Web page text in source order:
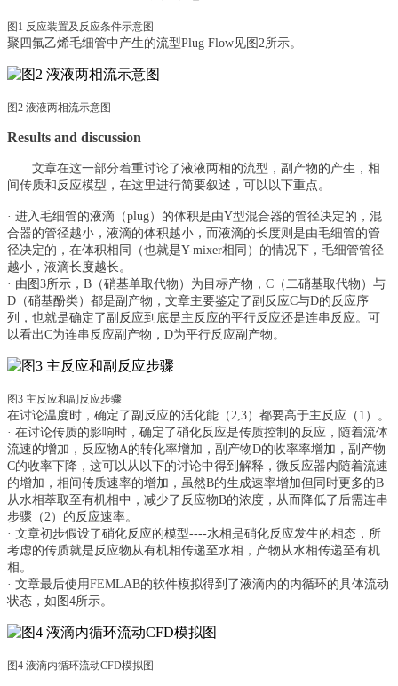
图 1 反应装置及反应条件示意图
聚四氟乙烯毛细管中产生的流型Plug Flow见图2所示。
图2 液液两相流示意图
Results and discussion
文章在这一部分着重讨论了液液两相的流型，副产物的产生，相
间传质和反应模型，在这里进行简要叙述，可以以下重点。
· 进入毛细管的液滴（plug）的体积是由Y型混合器的管径决定的，混
合器的管径越小，液滴的体积越小，而液滴的长度则是由毛细管的管
径决定的，在体积相同（也就是Y-mixer相同）的情况下，毛细管管径
越小，液滴长度越长。
· 由图 3所示，B（硝基单取代物）为目标产物，C（二硝基取代物）与
D（硝基酚类）都是副产物，文章主要鉴定了副反应C与D的反应序
列，也就是确定了副反应到底是主反应的平行反应还是连串反应。可
以看出C为连串反应副产物，D为平行反应副产物。
图3 主反应和副反应步骤
在讨论温度时，确定了副反应的活化能（ 2,3）都要高于主反应（1）。
· 在讨论传质的影响时，确定了硝化反应是传质控制的反应，随着流体
流速的增加，反应物A的转化率增加，副产物D的收率率增加，副产物
C的收率下降，这可以从以下的讨论中得到解释，微反应器内随着流速
的增加，相间传质速率的增加，虽然B的生成速率增加但同时更多的B
从水相萃取至有机相中，减少了反应物B的浓度，从而降低了后需连串
步骤（2）的反应速率。
· 文章初步假设了硝化反应的模型----水相是硝化反应发生的相态，所
考虑的传质就是反应物从有机相传递至水相，产物从水相传递至有机
相。
· 文章最后使用FEMLAB的软件模拟得到了液滴内的内循环的具体流动
状态，如图4所示。
图4 液滴内循环流动CFD模拟图